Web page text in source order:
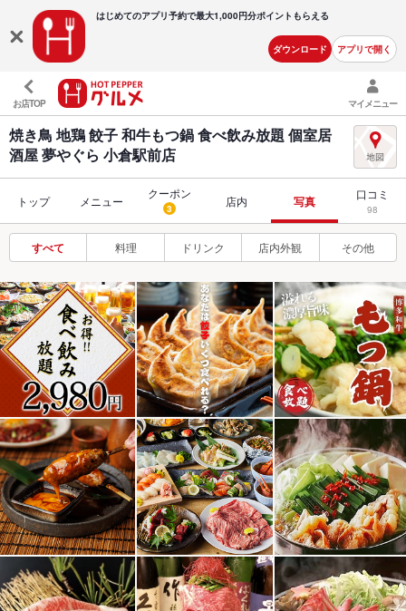
はじめてのアプリ予約で最大1,000円分ポイントもらえる
ダウンロード アプリで開く
お店TOP マイメニュー
焼き鳥 地鶏 餃子 和牛もつ鍋 食べ飲み放題 個室居
酒屋 夢やぐら 小倉駅前店
トップ メニュー
クーポン
3 店内 写真 口コミ
98
すべて 料理 ドリンク 店内外観 その他